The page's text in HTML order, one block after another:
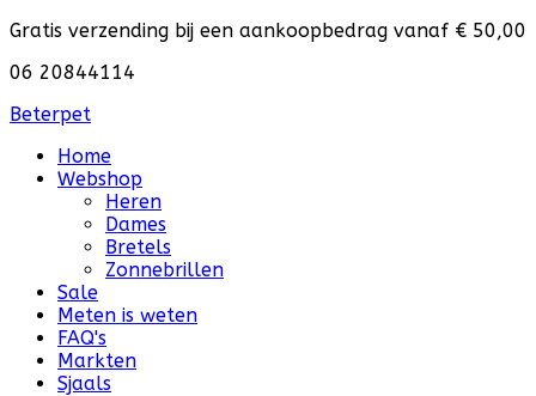
Gratis verzending bij een aankoopbedrag vanaf € 50,00
06 20844114
Beterpet
Home
Webshop
Heren
Dames
Bretels
Zonnebrillen
Sale
Meten is weten
FAQ's
Markten
Sjaals